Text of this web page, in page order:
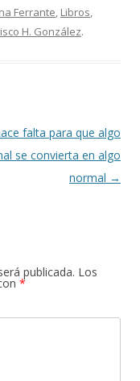
Ferrante, Libros,
H. González.
falta para que algo
se convierta en algo
normal →
publicada. Los
*